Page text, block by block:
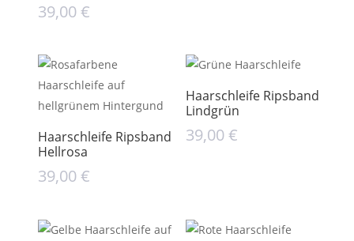
39,00€
Haarschleife Ripsband
Hellrosa
39,00€
Haarschleife Ripsband
Lindgrün
39,00€